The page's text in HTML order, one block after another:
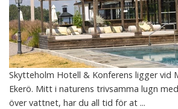
Skytteholm Hotell & Konferens ligger vid
Ekerö. Mitt i naturens trivsamma lugn
över vattnet, har du all tid för at ...